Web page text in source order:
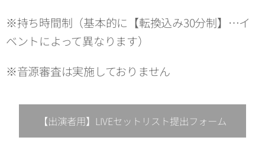
※持ち時間制（基本的に【転換込み30分制】…イ
ベントによって異なります）
※音源審査は実施しておりません
【出演者用】LIVEセットリスト提出フォーム